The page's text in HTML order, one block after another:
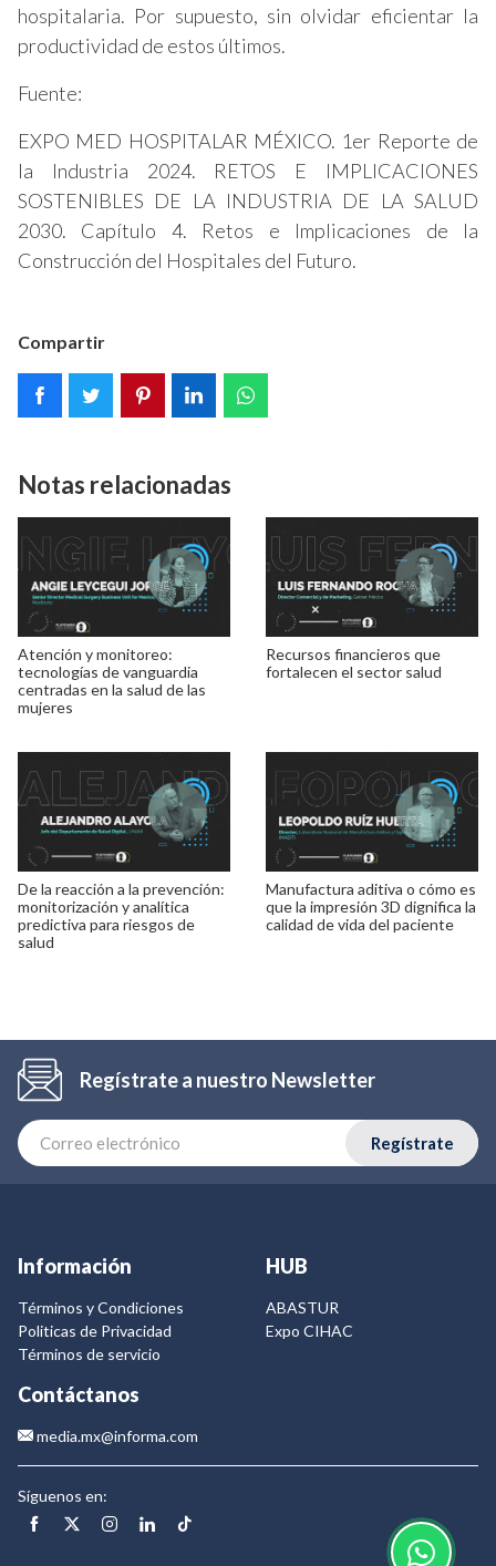
hospitalaria. Por supuesto, sin olvidar eficientar la
productividad de estos últimos.
Fuente:
EXPO MED HOSPITALAR MÉXICO. 1er Reporte de
la Industria 2024. RETOS E IMPLICACIONES
SOSTENIBLES DE LA INDUSTRIA DE LA SALUD
2030. Capítulo 4. Retos e Implicaciones de la
Construcción del Hospitales del Futuro.
Compartir
Notas relacionadas
Atención y monitoreo:
tecnologías de vanguardia
centradas en la salud de las
mujeres
Recursos financieros que
fortalecen el sector salud
De la reacción a la prevención:
monitorización y analítica
predictiva para riesgos de
salud
Manufactura aditiva o cómo es
que la impresión 3D dignifica la
calidad de vida del paciente
Regístrate a nuestro Newsletter
Regístrate
Información
Términos y Condiciones
Politicas de Privacidad
Términos de servicio
HUB
ABASTUR
Expo CIHAC
Contáctanos
media.mx@informa.com
Síguenos en: